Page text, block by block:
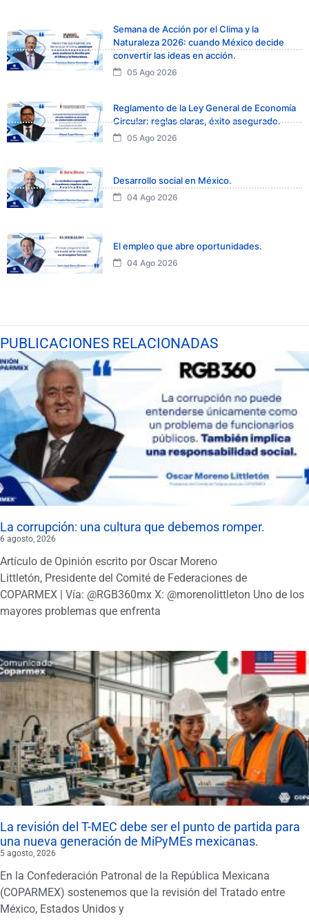
Semana de Acción por el Clima y la
Naturaleza 2026: cuando México decide
convertir las ideas en acción.
05 Ago 2026
Reglamento de la Ley General de Economía
Circular: reglas claras, éxito asegurado.
05 Ago 2026
Desarrollo social en México.
04 Ago 2026
El empleo que abre oportunidades.
04 Ago 2026
PUBLICACIONES RELACIONADAS
La corrupción: una cultura que debemos romper.
6 agosto, 2026
Artículo de Opinión escrito por Oscar Moreno
Littletón, Presidente del Comité de Federaciones de
COPARMEX | Vía: @RGB360mx X: @morenolittleton Uno de los
mayores problemas que enfrenta
La revisión del T-MEC debe ser el punto de partida para
una nueva generación de MiPyMEs mexicanas.
5 agosto, 2026
En la Confederación Patronal de la República Mexicana
(COPARMEX) sostenemos que la revisión del Tratado entre
México, Estados Unidos y